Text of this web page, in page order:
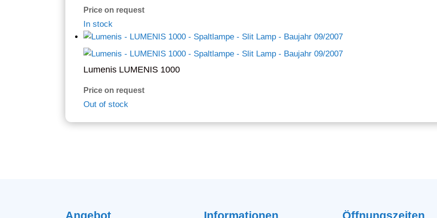
Price on request
In stock
Lumenis LUMENIS 1000
Price on request
Out of stock